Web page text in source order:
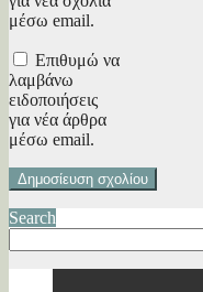
μέσω email.
Επιθυμώ να
λαμβάνω
ειδοποιήσεις
για νέα άρθρα
μέσω email.
Search